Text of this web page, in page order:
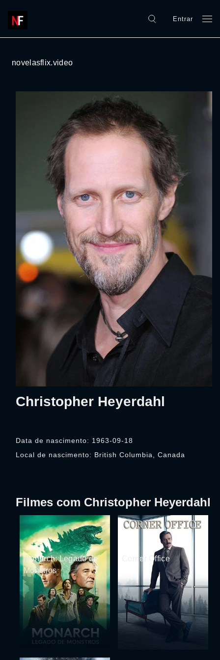
Entrar
novelasflix.video
Christopher Heyerdahl
Data de nascimento: 1963-09-18
Local de nascimento: British Columbia, Canada
Filmes com Christopher Heyerdahl
Monarch: Legado de
Monstros
Corner Office